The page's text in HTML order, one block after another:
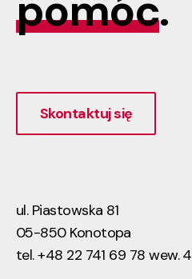
Skontaktuj się
ul. Piastowska 81
05-850 Konotopa
tel. +48 22 741 69 78 wew. 4